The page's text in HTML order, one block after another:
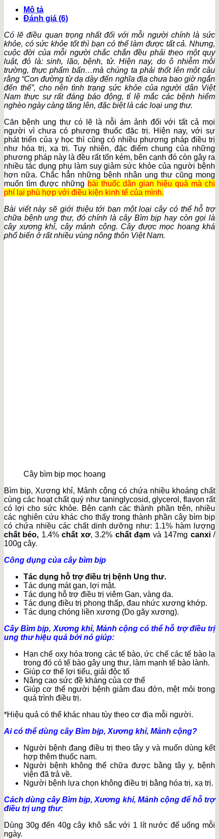
lượngMô tả
Đánh giá (6)
Có lẽ điều quan trọng nhất đối với mỗi người chính là sức
khỏe, có sức khỏe tốt thì bạn có thể làm được tất cả. Nhưng,
cuộc đời của mỗi người chắc chắn đều phải theo một quy
luật, đó là: sinh, lão, bệnh, tử. Hiện nay, do ô nhiễm môi
trường, thực phẩm bẩn…mà chúng ta phải thốt lên một câu
rằng “Con đường từ dạ dày đến nghĩa địa chưa bao giờ ngắn
đến thế”, cho nên tình trạng sức khỏe của người dân Việt
Nam thực sự rất đáng báo động, tỉ lệ mắc các bệnh hiểm
nghèo ngày càng tăng lên, đặc biệt là các loại ung thư.
Căn bệnh ung thư có lẽ là nỗi ám ảnh đối với tất cả mọi
người vì chưa có phương thuốc đặc trị. Hiện nay, với sự
phát triển của y học thì cũng có nhiều phương pháp điều trị
như hóa trị, xạ trị. Tuy nhiên, đặc điểm chung của những
phương pháp này là đều rất tốn kém, bên cạnh đó còn gây ra
nhiều tác dụng phụ làm suy giảm sức khỏe của người bệnh
hơn nữa. Chắc hẳn những bệnh nhân ung thư cũng mong
muốn tìm được những bài thuốc dân gian hiệu quả mà chi
phí lại phù hợp với điều kiện kinh tế của mình.
Bài viết này sẽ giới thiệu tới bạn một loại cây có thể hỗ trợ
chữa bệnh ung thư, đó chính là cây Bìm bịp hay còn gọi là
cây xương khỉ, cây mảnh cộng. Cây được mọc hoang khá
phổ biến ở rất nhiều vùng nông thôn Việt Nam.
Cây bìm bịp mọc hoang
Bìm bịp, Xương khỉ, Mảnh cộng có chứa nhiều khoáng chất
cùng các hoạt chất quý như taninglycosid, glycerol, flavon rất
có lợi cho sức khỏe. Bên cạnh các thành phần trên, nhiều
các nghiên cứu khác cho thấy trong thành phần cây bìm bịp
có chứa nhiều các chất dinh dưỡng như: 1.1% hàm lượng
chất béo, 1.4%chất xơ, 3.2% chất đạm và 147mg canxi/
100g cây.
Công dụng của cây bìm bịp
Tác dụng hỗ trợ điều trị bệnh Ung thư.
Tác dụng mát gan, lợi mật.
Tác dụng hỗ trợ điều trị viêm Gan, vàng da.
Tác dụng điều trị phong thấp, đau nhức xương khớp.
Tác dụng chóng liền xương (Do gãy xương).
Cây Bìm bịp, Xương khỉ, Mảnh cộng có thể hỗ trợ điều trị
ung thư hiệu quả bởi nó giúp:
Hạn chế oxy hóa trong các tế bào, ức chế các tế bào lạ
trong đó có tế bào gây ung thư, làm mạnh tế bào lành.
Giúp cơ thể lợi tiểu, giải độc tố
Nâng cao sức đề kháng của cơ thể
Giúp cơ thể người bệnh giảm đau đớn, mệt mỏi trong
quá trình điều trị.
*Hiệu quả có thể khác nhau tùy theo cơ địa mỗi người.
Ai có thể dùng cây Bìm bịp, Xương khỉ, Mảnh cộng?
Người bệnh đang điều trị theo tây y và muốn dùng kết
hợp thêm thuốc nam.
Người bệnh không thể chữa được bằng tây y, bệnh
viện đã trả về.
Người bệnh lựa chọn không điều trị bằng hóa trị, xạ trị.
Cách dùng cây Bìm bịp, Xương khỉ, Mảnh cộng để hỗ trợ
điều trị ung thư:
Dùng 30g đến 40g cây khô sắc với 1 lít nước để uống mỗi
ngày.